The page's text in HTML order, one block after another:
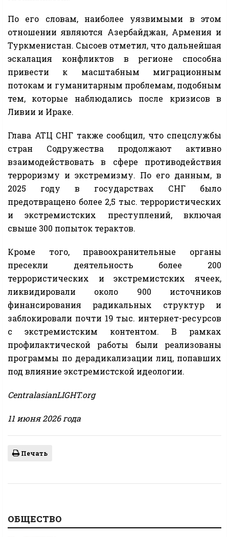
По его словам, наиболее уязвимыми в этом
отношении являются Азербайджан, Армения и
Туркменистан. Сысоев отметил, что дальнейшая
эскалация конфликтов в регионе способна
привести к масштабным миграционным
потокам и гуманитарным проблемам, подобным
тем, которые наблюдались после кризисов в
Ливии и Ираке.
Глава АТЦ СНГ также сообщил, что спецслужбы
стран Содружества продолжают активно
взаимодействовать в сфере противодействия
терроризму и экстремизму. По его данным, в
2025 году в государствах СНГ было
предотвращено более 2,5 тыс. террористических
и экстремистских преступлений, включая
свыше 300 попыток терактов.
Кроме того, правоохранительные органы
пресекли деятельность более 200
террористических и экстремистских ячеек,
ликвидировали около 900 источников
финансирования радикальных структур и
заблокировали почти 19 тыс. интернет-ресурсов
с экстремистским контентом. В рамках
профилактической работы были реализованы
программы по дерадикализации лиц, попавших
под влияние экстремистской идеологии.
CentralasianLIGHT.org
11 июня 2026 года
Печать
ОБЩЕСТВО